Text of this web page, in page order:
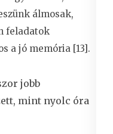
álmosak,
feladatok
a jó memória [13].
jobb
mint nyolc óra